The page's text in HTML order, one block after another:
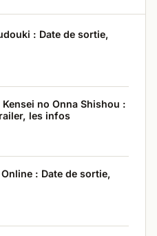
: Date de sortie,
no Onna Shishou :
les infos
: Date de sortie,